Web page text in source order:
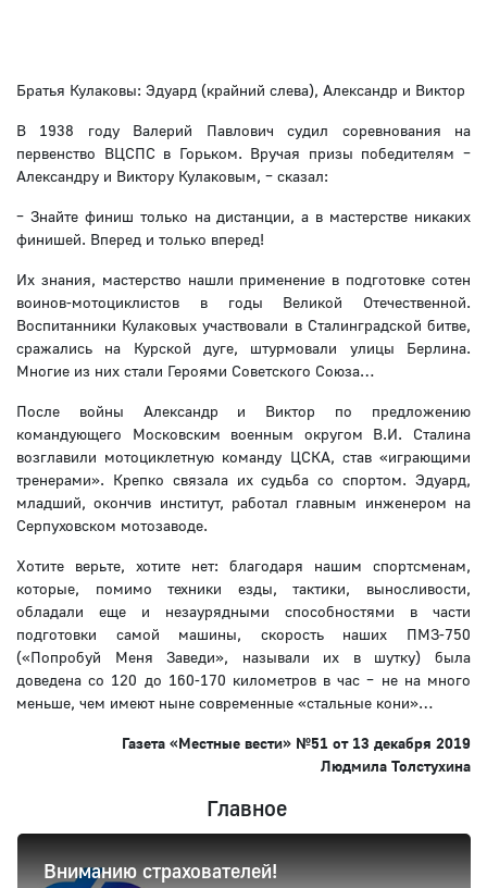
Братья Кулаковы: Эдуард (крайний слева), Александр и Виктор
В 1938 году Валерий Павлович судил соревнования на
первенство ВЦСПС в Горьком. Вручая призы победителям –
Александру и Виктору Кулаковым, – сказал:
– Знайте финиш только на дистанции, а в мастерстве никаких
финишей. Вперед и только вперед!
Их знания, мастерство нашли применение в подготовке сотен
воинов-мотоциклистов в годы Великой Отечественной.
Воспитанники Кулаковых участвовали в Сталинградской битве,
сражались на Курской дуге, штурмовали улицы Берлина.
Многие из них стали Героями Советского Союза…
После войны Александр и Виктор по предложению
командующего Московским военным округом В.И. Сталина
возглавили мотоциклетную команду ЦСКА, став «играющими
тренерами». Крепко связала их судьба со спортом. Эдуард,
младший, окончив институт, работал главным инженером на
Серпуховском мотозаводе.
Хотите верьте, хотите нет: благодаря нашим спортсменам,
которые, помимо техники езды, тактики, выносливости,
обладали еще и незаурядными способностями в части
подготовки самой машины, скорость наших ПМЗ-750
(«Попробуй Меня Заведи», называли их в шутку) была
доведена со 120 до 160-170 километров в час – не на много
меньше, чем имеют ныне современные «стальные кони»…
Газета «Местные вести» №51 от 13 декабря 2019
Людмила Толстухина
Главное
Вниманию страхователей!